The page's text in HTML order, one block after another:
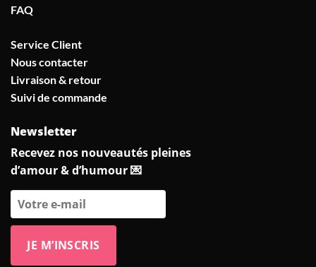
FAQ
Service Client
Nous contacter
Livraison & retour
Suivi de commande
Newsletter
Recevez nos nouveautés pleines
d’amour & d’humour 💌